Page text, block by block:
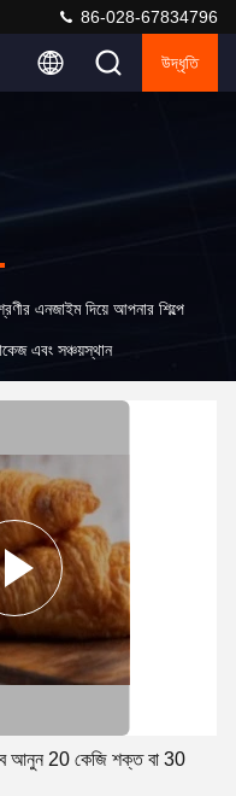
86-028-67834796
উদ্ধৃতি
এনজাইম দিয়ে আপনার শিল্পে
এবং সঞ্চয়স্থান
আনুন 20 কেজি শক্ত বা 30